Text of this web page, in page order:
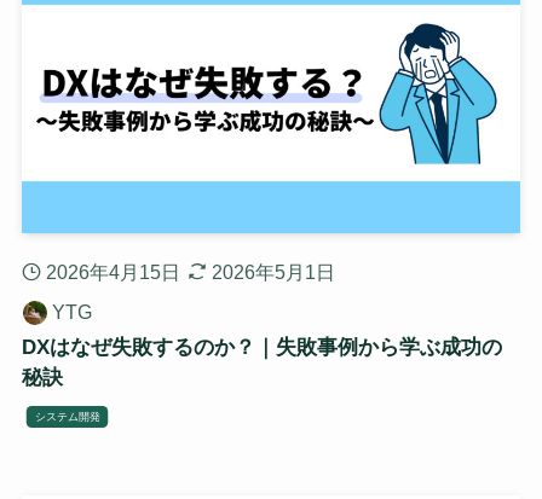
2026年4月15日
2026年5月1日
YTG
DXはなぜ失敗するのか？｜失敗事例から学ぶ成功の
秘訣
システム開発